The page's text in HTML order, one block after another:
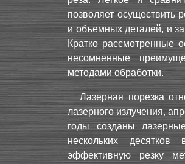
позволяет осуществить
и объемных деталей, и
Кратко рассмотренные
несомненные
методами обработки.
Лазерная порезка
лазерного излучения,
годы созданы
нескольких десятков
эффективную резку